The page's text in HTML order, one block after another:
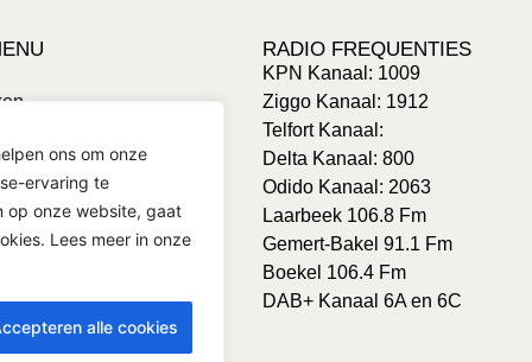
ons om onze
ervaring te
op onze website, gaat
Lees meer in onze
alle cookies
een tientje
1000
RADIO FREQUENTIES
KPN Kanaal: 1009
Ziggo Kanaal: 1912
Telfort Kanaal:
Delta Kanaal: 800
Odido Kanaal: 2063
Laarbeek 106.8 Fm
Gemert-Bakel 91.1 Fm
Boekel 106.4 Fm
DAB+ Kanaal 6A en 6C